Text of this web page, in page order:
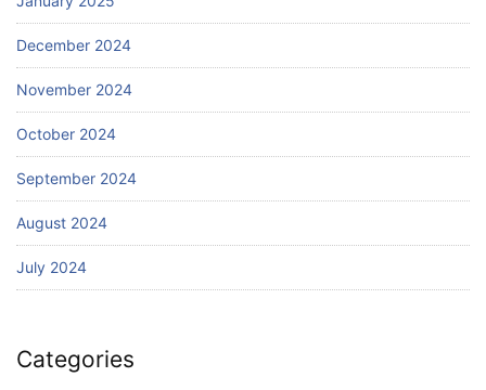
December 2024
November 2024
October 2024
September 2024
August 2024
July 2024
Categories